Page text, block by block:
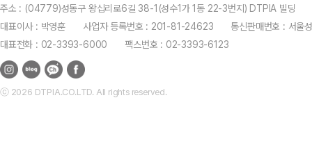
주소 : (04779)성동구 왕십리로6길 38-1(성수1가 1동 22-3번지) DTPIA 빌딩
대표이사 : 박영훈
사업자 등록번호 : 201-81-24623
통신판매번호 : 서
대표전화 : 02-3393-6000
팩스번호 : 02-3393-6123
ⓒ 2026 DTPIA.CO.LTD. All rights reserved.